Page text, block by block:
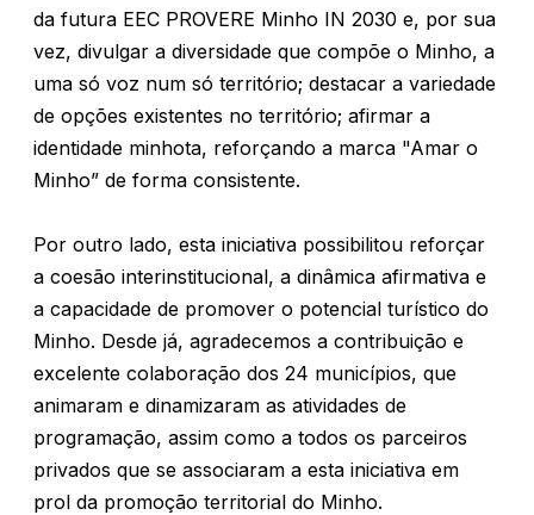
da futura EEC PROVERE Minho IN 2030 e, por sua
vez, divulgar a diversidade que compõe o Minho, a
uma só voz num só território; destacar a variedade
de opções existentes no território; afirmar a
identidade minhota, reforçando a marca "Amar o
Minho” de forma consistente.
Por outro lado, esta iniciativa possibilitou reforçar
a coesão interinstitucional, a dinâmica afirmativa e
a capacidade de promover o potencial turístico do
Minho. Desde já, agradecemos a contribuição e
excelente colaboração dos 24 municípios, que
animaram e dinamizaram as atividades de
programação, assim como a todos os parceiros
privados que se associaram a esta iniciativa em
prol da promoção territorial do Minho.